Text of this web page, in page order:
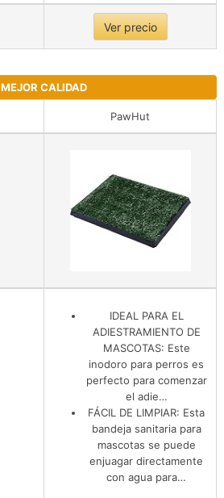
Ver precio
MEJOR CALIDAD
PawHut
IDEAL PARA EL
ADIESTRAMIENTO DE
MASCOTAS: Este
inodoro para perros es
perfecto para comenzar
el adie…
FÁCIL DE LIMPIAR: Esta
bandeja sanitaria para
mascotas se puede
enjuagar directamente
con agua para…